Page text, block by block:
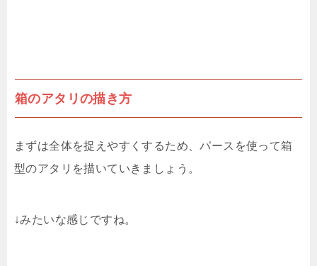
箱のアタリの描き方
まずは全体を捉えやすくするため、パースを使って箱
型のアタリを描いていきましょう。
↓みたいな感じですね。